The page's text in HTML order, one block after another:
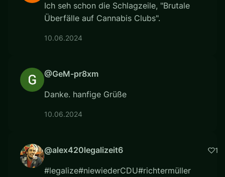
Ich seh schon die Schlagzeile, "Brutale
Überfälle auf Cannabis Clubs".
10.06.2024
@GeM-pr8xm
Danke. hanfige Grüße
10.06.2024
@alex420legalizeit6 1
#legalize#niewiederCDU#richtermüller